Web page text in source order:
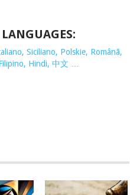
Siciliano, Polskie, Românã,
Hindi, 中文 …